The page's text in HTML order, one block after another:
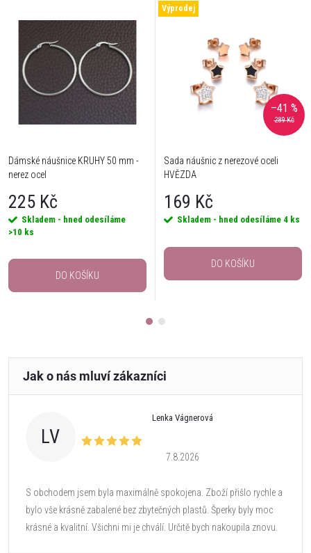
Dámské náušnice KRUHY 50 mm -
nerez ocel
225 Kč
Skladem - hned odesíláme
>10 ks
DO KOŠÍKU
Výprodej
289 Kč
–41 %
Sada náušnic z nerezové oceli
HVĚZDA
169 Kč
Skladem - hned odesíláme 4 ks
DO KOŠÍKU
LV
Lenka Vágnerová
7.8.2026
S obchodem jsem byla maximálně spokojena. Zboží přišlo rychle a
bylo vše krásně zabalené bez zbytečných plastů. Šperky byly moc
krásné a kvalitní. Všichni mi je chválí. Určitě bych nakoupila znovu.